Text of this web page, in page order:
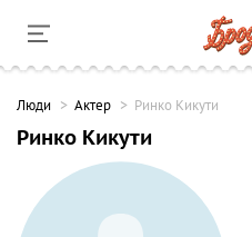
Люди Актер Ринко Кикути
Ринко Кикути